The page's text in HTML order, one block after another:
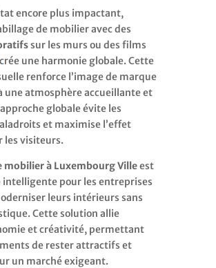
encore plus impactant,
de mobilier avec des
sur les murs ou des films
une harmonie globale. Cette
renforce l’image de marque
une atmosphère accueillante et
globale évite les
et maximise l’effet
les visiteurs.
mobilier à Luxembourg Villeest
intelligente pour les entreprises
leurs intérieurs sans
Cette solution allie
et créativité, permettant
de rester attractifs et
un marché exigeant.